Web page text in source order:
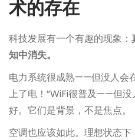
术的存在
科技发展有一个有趣的现象：
知中消失。
电力系统很成熟——但没人会
上了电！”WiFi很普及——但
好。它们是背景，不是焦点。
空调也应该如此。理想状态